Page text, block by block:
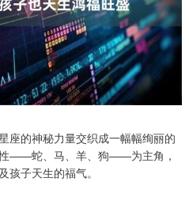
座的神秘力量交织成一幅幅绚丽的
——蛇、马、羊、狗——为主角，
孩子天生的福气。